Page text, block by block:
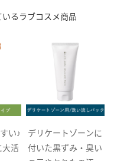
るラブコスメ商品
ンに
臭い
黒ずみや臭いの元を
泡パックでスッキリ